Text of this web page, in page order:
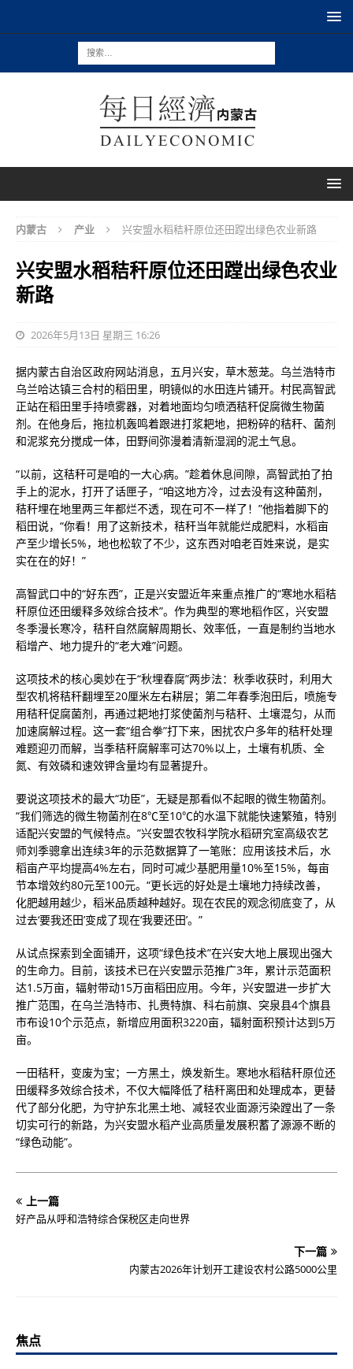
内蒙古 产业 兴安盟水稻秸秆原位还田蹚出绿色农业新路
兴安盟水稻秸秆原位还田蹚出绿色农业
新路
2026年5月13日 星期三 16:26
据内蒙古自治区政府网站消息，五月兴安，草木葱茏。乌兰浩特市
乌兰哈达镇三合村的稻田里，明镜似的水田连片铺开。村民高智武
正站在稻田里手持喷雾器，对着地面均匀喷洒秸秆促腐微生物菌
剂。在他身后，拖拉机轰鸣着跟进打浆耙地，把粉碎的秸秆、菌剂
和泥浆充分搅成一体，田野间弥漫着清新湿润的泥土气息。
“以前，这秸秆可是咱的一大心病。”趁着休息间隙，高智武拍了拍
手上的泥水，打开了话匣子，“咱这地方冷，过去没有这种菌剂，
秸秆埋在地里两三年都烂不透，现在可不一样了！”他指着脚下的
稻田说，“你看！用了这新技术，秸秆当年就能烂成肥料，水稻亩
产至少增长5%，地也松软了不少，这东西对咱老百姓来说，是实
实在在的好！”
高智武口中的“好东西”，正是兴安盟近年来重点推广的“寒地水稻秸
秆原位还田缓释多效综合技术”。作为典型的寒地稻作区，兴安盟
冬季漫长寒冷，秸秆自然腐解周期长、效率低，一直是制约当地水
稻增产、地力提升的“老大难”问题。
这项技术的核心奥妙在于“秋埋春腐”两步法：秋季收获时，利用大
型农机将秸秆翻埋至20厘米左右耕层；第二年春季泡田后，喷施专
用秸秆促腐菌剂，再通过耙地打浆使菌剂与秸秆、土壤混匀，从而
加速腐解过程。这一套“组合拳”打下来，困扰农户多年的秸秆处理
难题迎刃而解，当季秸秆腐解率可达70%以上，土壤有机质、全
氮、有效磷和速效钾含量均有显著提升。
要说这项技术的最大“功臣”，无疑是那看似不起眼的微生物菌剂。
“我们筛选的微生物菌剂在8℃至10℃的水温下就能快速繁殖，特别
适配兴安盟的气候特点。”兴安盟农牧科学院水稻研究室高级农艺
师刘季骢拿出连续3年的示范数据算了一笔账：应用该技术后，水
稻亩产平均提高4%左右，同时可减少基肥用量10%至15%，每亩
节本增效约80元至100元。“更长远的好处是土壤地力持续改善，
化肥越用越少，稻米品质越种越好。现在农民的观念彻底变了，从
过去‘要我还田’变成了现在‘我要还田’。”
从试点探索到全面铺开，这项“绿色技术”在兴安大地上展现出强大
的生命力。目前，该技术已在兴安盟示范推广3年，累计示范面积
达1.5万亩，辐射带动15万亩稻田应用。今年，兴安盟进一步扩大
推广范围，在乌兰浩特市、扎赉特旗、科右前旗、突泉县4个旗县
市布设10个示范点，新增应用面积3220亩，辐射面积预计达到5万
亩。
一田秸秆，变废为宝；一方黑土，焕发新生。寒地水稻秸秆原位还
田缓释多效综合技术，不仅大幅降低了秸秆离田和处理成本，更替
代了部分化肥，为守护东北黑土地、减轻农业面源污染蹚出了一条
切实可行的新路，为兴安盟水稻产业高质量发展积蓄了源源不断的
“绿色动能”。
上一篇
好产品从呼和浩特综合保税区走向世界
下一篇
内蒙古2026年计划开工建设农村公路5000公里
焦点